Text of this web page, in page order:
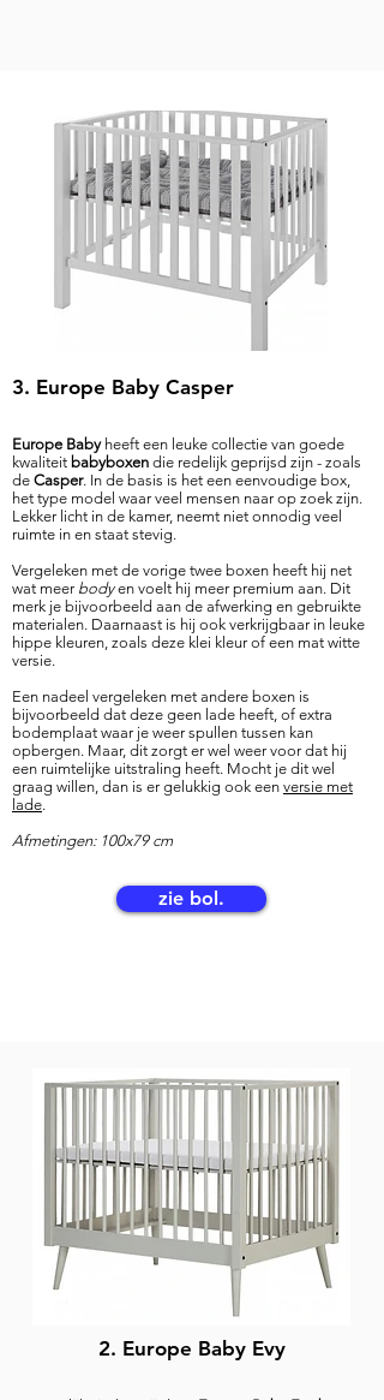
3. Europe Baby Casper
Europe Babyheeft een leuke collectie van goede
kwaliteit babyboxen die redelijk geprijsd zijn - zoals
de Casper. In de basis is het een eenvoudige box,
het type model waar veel mensen naar op zoek zijn.
Lekker licht in de kamer, neemt niet onnodig veel
ruimte in en staat stevig.
Vergeleken met de vorige twee boxen heeft hij net
wat meer bodyen voelt hij meer premium aan. Dit
merk je bijvoorbeeld aan de afwerking en gebruikte
materialen. Daarnaast is hij ook verkrijgbaar in leuke
hippe kleuren, zoals deze klei kleur of een mat witte
versie.
Een nadeel vergeleken met andere boxen is
bijvoorbeeld dat deze geen lade heeft, of extra
bodemplaat waar je weer spullen tussen kan
opbergen. Maar, dit zorgt er wel weer voor dat hij
een ruimtelijke uitstraling heeft. Mocht je dit wel
graag willen, dan is er gelukkig ook een versie met
lade.
Afmetingen: 100x79 cm
zie bol.
2. Europe Baby Evy